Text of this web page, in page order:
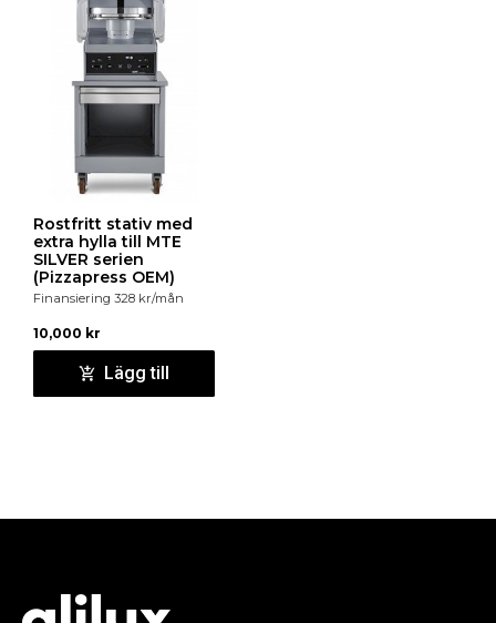
Rostfritt stativ med
extra hylla till MTE
SILVER serien
(Pizzapress OEM)
Finansiering 328 kr/mån
10,000 kr
Lägg till